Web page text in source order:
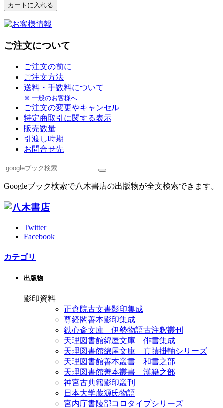
ご注文について
ご注文の前に
ご注文方法
送料・手数料について
※ 一般のお客様へ
ご注文の変更やキャンセル
特定商取引に関する表示
販売数量
引渡し時期
お問合せ先
Googleブック検索で八木書店の出版物が全文検索できます。
Twitter
Facebook
カテゴリ
出版物
影印資料
正倉院古文書影印集成
尊経閣善本影印集成
鉄心斎文庫 伊勢物語古注釈叢刊
天理図書館綿屋文庫 俳書集成
天理図書館綿屋文庫 真蹟掛軸シリーズ
天理図書館善本叢書 和書之部
天理図書館善本叢書 漢籍之部
神宮古典籍影印叢刊
日本大学蔵源氏物語
宮内庁書陵部コロタイプシリーズ